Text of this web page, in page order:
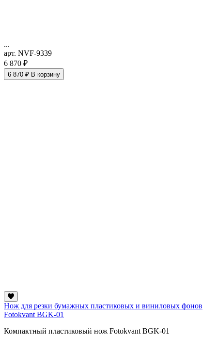
...
арт. NVF-9339
6 870 ₽
6 870 ₽ В корзину
Нож для резки бумажных пластиковых и виниловых фонов
Fotokvant BGK-01
Компактный пластиковый нож Fotokvant BGK-01